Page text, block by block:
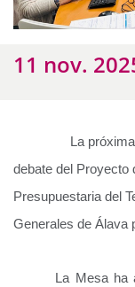
11 nov.
La próxima
debate del Proyecto
Presupuestaria del
Generales de Álava
La Mesa ha